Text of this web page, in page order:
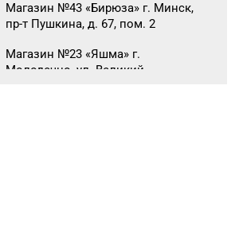
Магазин №43 «Бирюза» г. Минск,
пр-т Пушкина, д. 67, пом. 2
Магазин №23 «Яшма» г.
Молодечно, ул. Великий